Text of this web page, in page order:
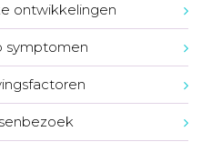
ontwikkelingen
symptomen